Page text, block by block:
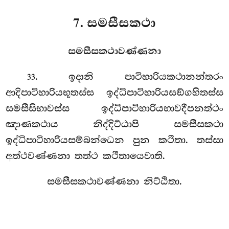
7. සමසීසකථා
සමසීසකථාවණ්ණනා
33. ඉදානි පාටිහාරියකථානන්තරං
ආදිපාටිහාරියභූතස්ස ඉද්ධිපාටිහාරියසඞ්ගහිතස්ස
සමසීසිභාවස්ස ඉද්ධිපාටිහාරියභාවදීපනත්ථං
ඤාණකථාය නිද්දිට්ඨාපි සමසීසකථා
ඉද්ධිපාටිහාරියසම්බන්ධෙන පුන කථිතා. තස්සා
අත්ථවණ්ණනා තත්ථ කථිතායෙවාති.
සමසීසකථාවණ්ණනා නිට්ඨිතා.